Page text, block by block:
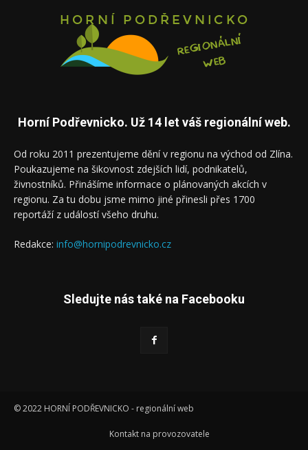
Horní Podřevnicko. Už 14 let váš regionální web.
Od roku 2011 prezentujeme dění v regionu na východ od Zlína.
Poukazujeme na šikovnost zdejších lidí, podnikatelů,
živnostníků. Přinášíme informace o plánovaných akcích v
regionu. Za tu dobu jsme mimo jiné přinesli přes 1700
reportáží z událostí všeho druhu.
Redakce: info@hornipodrevnicko.cz
Sledujte nás také na Facebooku
© 2022 HORNÍ PODŘEVNICKO - regionální web
Kontakt na provozovatele